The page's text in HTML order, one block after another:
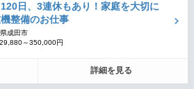
日、3連休もあり！家庭を大切に
整備のお仕事
成田市
～350,000円
詳細を見る